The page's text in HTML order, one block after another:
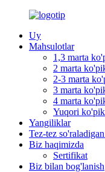
Uy
Mahsulotlar
1,3 marta
2 marta
2-3 marta
3 marta
4 marta
Yuqori
Yangiliklar
Tez-tez
Biz haqimizda
Sertifikat
Biz bilan bog'lanish